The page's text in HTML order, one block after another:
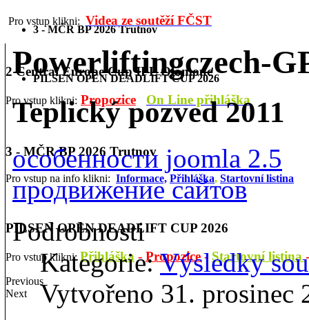
3 - MČR BP 2026 Trutnov
PILSEN OPEN DEADLIFT CUP 2026
Pro vstup klikni: Videa ze soutěží FČST
2 Central Europe Cup IPL Olomouc
Pro vstup klikni: Propozice On Line přihláška
3 - MČR BP 2026 Trutnov
Pro vstup na info klikni: Informace, Přihláška, Startovní listina
PILSEN OPEN DEADLIFT CUP 2026
Pro vstup klikni:Přihláška -Propozice- Startovní listina
Previous
Next
Powerliftingczech-
Teplický pozved 2011
особенности joomla 2.5
продвижение сайтов
Podrobnosti
Kategorie:Výsledky
Vytvořeno 31. prosinec